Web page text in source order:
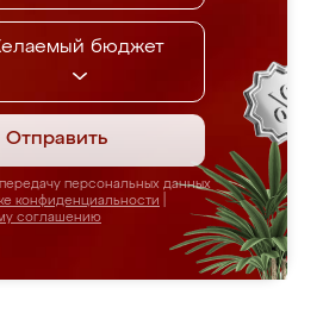
бюджет
Отправить
персональных данных
конфиденциальности
соглашению